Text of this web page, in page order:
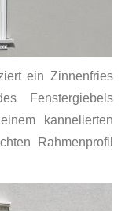
ein Zinnenfries
Fenstergiebels
kannelierten
Rahmenprofil